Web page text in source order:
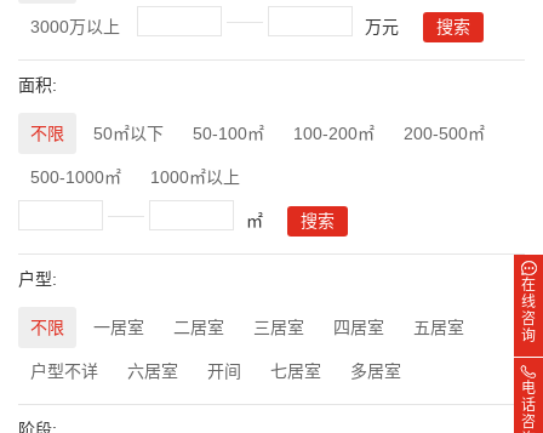
3000万以上 万元
面积:
不限 50㎡以下 50-100㎡ 100-200㎡ 200-500㎡
500-1000㎡ 1000㎡以上
㎡
户型:
不限 一居室 二居室 三居室 四居室 五居室
户型不详 六居室 开间 七居室 多居室
在
线
咨
询
电
话
咨